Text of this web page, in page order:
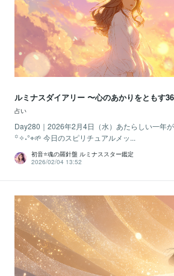
ルミナスダイアリー 〜心のあかりをともす
占い
Day280｜2026年2月4日（水）あたらしい一年
꙳✧˖°⌖🌱 今日のスピリチュアルメッ...
初音⭐️魂の羅針盤 ルミナススター鑑定
2026/02/04 13:52